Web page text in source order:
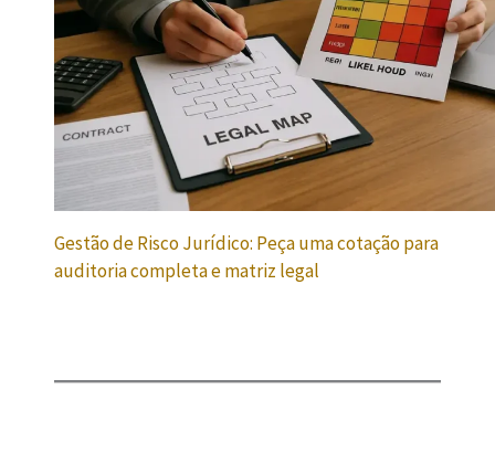
Gestão de Risco Jurídico: Peça uma cotação para
auditoria completa e matriz legal